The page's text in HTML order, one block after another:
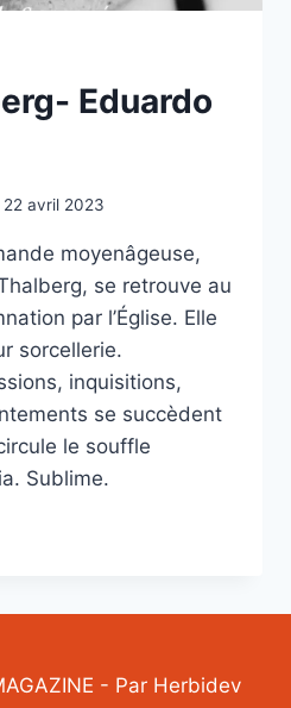
Eduardo
22 avril 2023
moyenâgeuse,
se retrouve au
par l’Église. Elle
sorcellerie.
inquisitions,
se succèdent
le souffle
Sublime.
- Par Herbidev